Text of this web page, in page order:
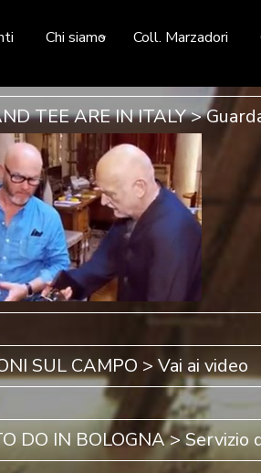
Chi siamo Coll. Marzadori
TEE ARE IN ITALY >
SUL CAMPO > Vai ai video
DO IN BOLOGNA > Servizio